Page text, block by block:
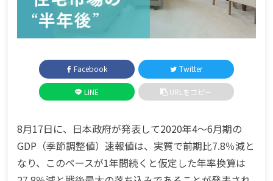
Facebook Twitter
LINE URLをコピー
8月17日に、日本政府が発表して2020年4～6月期の
GDP（季節調整値）速報値は、実質で前期比7.8％減と
なり、このペースが1年間続くと仮定した年率換算は